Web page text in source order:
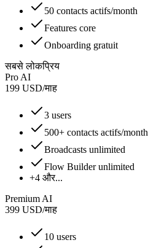
50 contacts actifs/month
Features core
Onboarding gratuit
सबसे लोकप्रिय
Pro AI
199 USD/माह
3 users
500+ contacts actifs/month
Broadcasts unlimited
Flow Builder unlimited
+4 और...
Premium AI
399 USD/माह
10 users